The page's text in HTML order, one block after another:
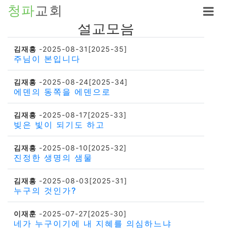
청파교회
설교모음
김재흥 -2025-08-31[2025-35]
주님이 본입니다
김재흥 -2025-08-24[2025-34]
에덴의 동쪽을 에덴으로
김재흥 -2025-08-17[2025-33]
빚은 빛이 되기도 하고
김재흥 -2025-08-10[2025-32]
진정한 생명의 샘물
김재흥 -2025-08-03[2025-31]
누구의 것인가?
이재훈 -2025-07-27[2025-30]
네가 누구이기에 내 지혜를 의심하느냐